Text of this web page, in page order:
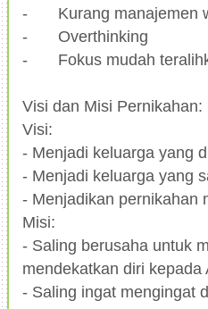
-
Kurang manajemen
-
Overthinking
-
Fokus mudah
Visi dan Misi Pernikahan:
Visi:
- Menjadi keluarga yang
- Menjadi keluarga yang
- Menjadikan pernikahan
Misi:
- Saling berusaha untuk
mendekatkan diri kepada
- Saling ingat mengingat